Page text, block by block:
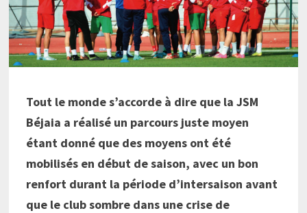
Tout le monde s’accorde à dire que la JSM
Béjaia a réalisé un parcours juste moyen
étant donné que des moyens ont été
mobilisés en début de saison, avec un bon
renfort durant la période d’intersaison avant
que le club sombre dans une crise de